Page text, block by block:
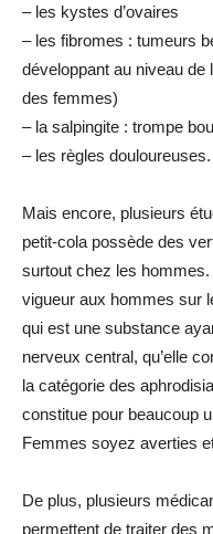
– les kystes d’ovaires
– les fibromes : tumeurs
développant au niveau de
des femmes)
– la salpingite : trompe
– les règles douloureuses.
Mais encore, plusieurs
petit-cola possède des
surtout chez les hommes.
vigueur aux hommes sur
qui est une substance
nerveux central, qu’elle
la catégorie des
constitue pour beaucoup
Femmes soyez averties
De plus, plusieurs
permettent de traiter des